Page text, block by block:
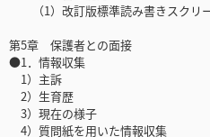
（1）改訂版標準読み書きスクリー
第5章 保護者との面接
●1．情報収集
1）主訴
2）生育歴
3）現在の様子
4）質問紙を用いた情報収集